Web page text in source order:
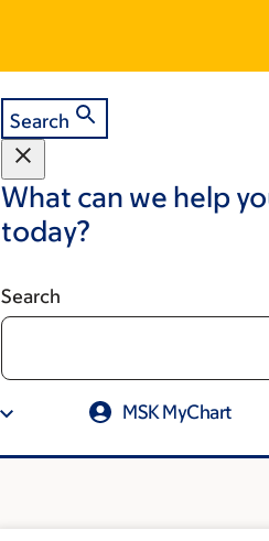
Search
What can we help
today?
Search
MSK MyChart